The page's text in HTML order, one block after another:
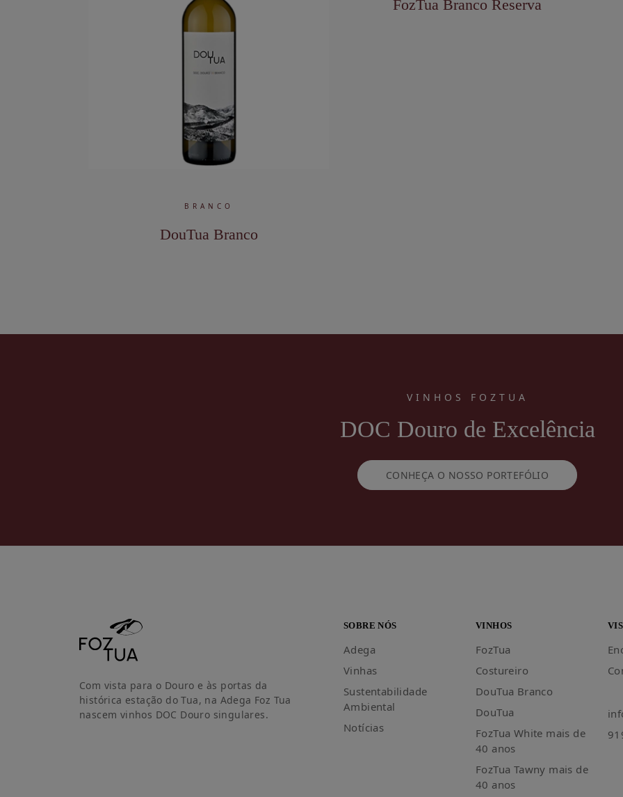
BRANCO
DouTua Branco
FozTua Branco Reserva
VINHOS FOZTUA
DOC Douro de Excelência
CONHEÇA O NOSSO PORTEFÓLIO
Com vista para o Douro e às portas da
histórica estação do Tua, na Adega Foz Tua
nascem vinhos DOC Douro singulares.
SOBRE NÓS
Adega
Vinhas
Sustentabilidade
Ambiental
Notícias
VINHOS
FozTua
Costureiro
DouTua Branco
DouTua
FozTua White mais de
40 anos
FozTua Tawny mais de
40 anos